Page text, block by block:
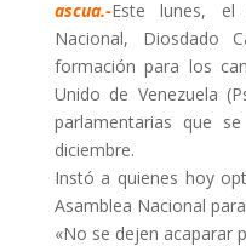
ascua.-Este lunes, el
Nacional, Diosdado
formación para los
Unido de Venezuela
parlamentarias que
diciembre.
Instó a quienes hoy
Asamblea Nacional
«No se dejen acaparar